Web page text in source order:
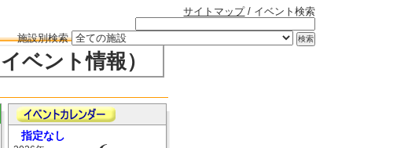
サイトマップ/ イベント検索
施設別検索
ベント情報）
指定なし